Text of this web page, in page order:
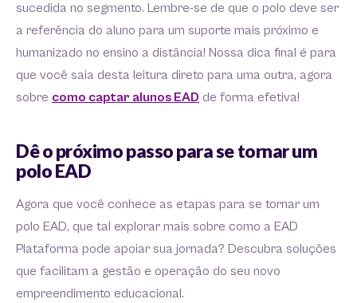
sucedida no segmento. Lembre-se de que o polo deve ser
a referência do aluno para um suporte mais próximo e
humanizado no ensino a distância! Nossa dica final é para
que você saia desta leitura direto para uma outra, agora
sobre como captar alunos EAD de forma efetiva!
Dê o próximo passo para se tornar um
polo EAD
Agora que você conhece as etapas para se tornar um
polo EAD, que tal explorar mais sobre como a EAD
Plataforma pode apoiar sua jornada? Descubra soluções
que facilitam a gestão e operação do seu novo
empreendimento educacional.